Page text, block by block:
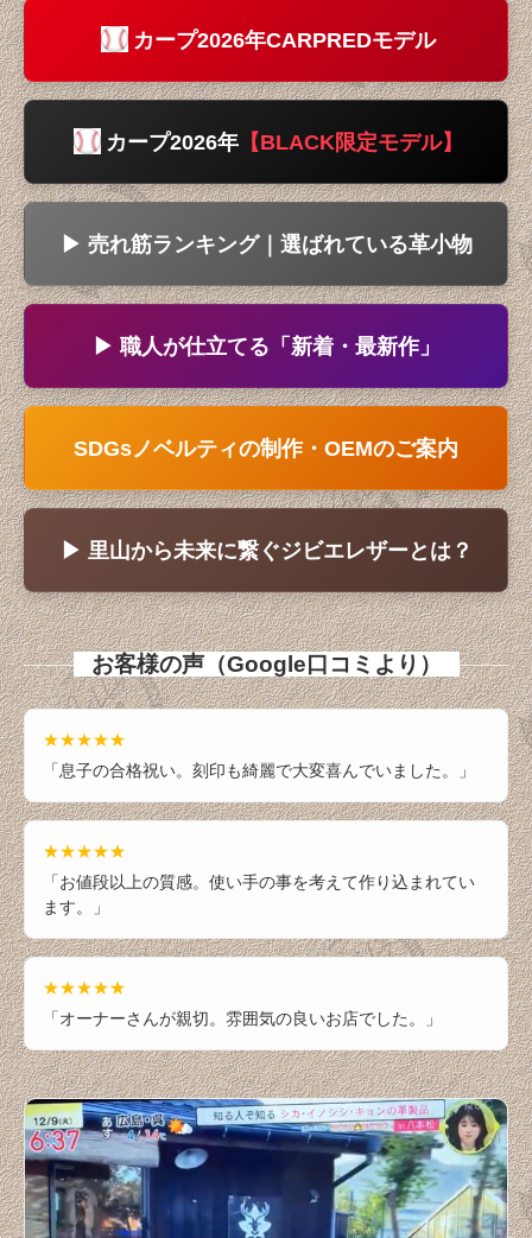
カープ2026年CARPREDモデル
カープ2026年【BLACK限定モデル】
▶ 売れ筋ランキング｜選ばれている革小物
▶ 職人が仕立てる「新着・最新作」
SDGsノベルティの制作・OEMのご案内
▶ 里山から未来に繋ぐジビエレザーとは？
お客様の声（Google口コミより）
★★★★★
「息子の合格祝い。刻印も綺麗で大変喜んでいました。」
★★★★★
「お値段以上の質感。使い手の事を考えて作り込まれてい
ます。」
★★★★★
「オーナーさんが親切。雰囲気の良いお店でした。」